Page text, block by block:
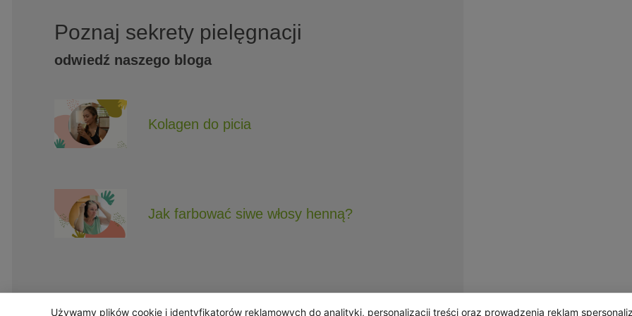
Poznaj sekrety pielęgnacji
odwiedź naszego bloga
Kolagen do picia
Jak farbować siwe włosy henną?
Używamy plików cookie i identyfikatorów reklamowych do analityki, personalizacji treści oraz prowadzenia reklam